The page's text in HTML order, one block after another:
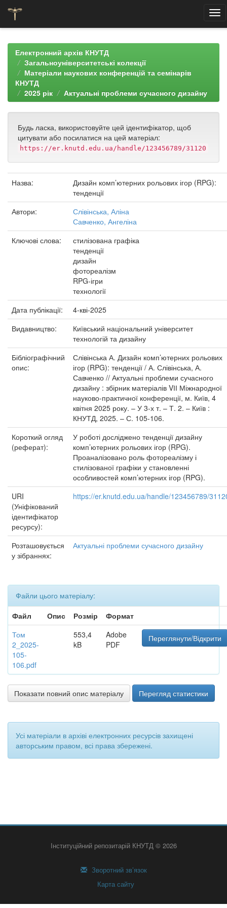
navigationЕлектронний архів КНУТД
Загальноуніверситетські колекції
Матеріали наукових конференцій та семінарів
КНУТД
2025 рік
Актуальні проблеми сучасного дизайну
Будь ласка, використовуйте цей ідентифікатор, щоб
цитувати або посилатися на цей матеріал:
https://er.knutd.edu.ua/handle/123456789/31120
Назва:
Дизайн комп’ютерних рольових ігор (RPG):
тенденції
Автори:
Слівінська, Аліна
Савченко, Ангеліна
Ключові слова:
стилізована графіка
тенденції
дизайн
фотореалізм
RPG-ігри
технології
Дата публікації:
4-кві-2025
Видавництво:
Київський національний університет
технологій та дизайну
Бібліографічний
опис:
Слівінська А. Дизайн комп’ютерних рольових
ігор (RPG): тенденції / А. Слівінська, А.
Савченко // Актуальні проблеми сучасного
дизайну : збірник матеріалів VІІ Міжнародної
науково-практичної конференції, м. Київ, 4
квітня 2025 року. – У 3-х т. – Т. 2. – Київ :
КНУТД, 2025. – С. 105-106.
Короткий огляд
(реферат):
У роботі досліджено тенденції дизайну
комп’ютерних рольових ігор (RPG).
Проаналізовано роль фотореалізму і
стилізованої графіки у становленні
особливостей комп’ютерних ігор (RPG).
URI
(Уніфікований
ідентифікатор
ресурсу):
https://er.knutd.edu.ua/handle/123456789/
Розташовується
у зібраннях:
Актуальні проблеми сучасного дизайну
Файли цього матеріалу:
Файл
Опис Розмір
Формат
Том
2_2025-
105-
106.pdf
553,4
kB
Adobe
PDF
Переглянути/Відкрити
Показати повний опис матеріалу Перегляд статистики
Усі матеріали в архіві електронних ресурсів захищені
авторським правом, всі права збережені.
Інституційний репозитарій КНУТД © 2026
Зворотний зв’язок
Карта сайту